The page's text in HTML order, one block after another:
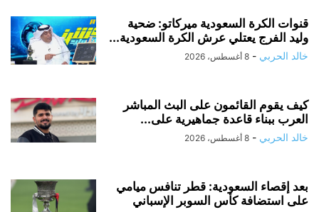
قنوات الكرة السعودية ميركاتو: ضحية
وليد الفرج يعتلي عرش الكرة السعودية...
خالد الحربي - 8 أغسطس، 2026
كيف يقوم القائمون على البث المباشر
العرب ببناء قاعدة جماهيرية على...
خالد الحربي - 8 أغسطس، 2026
بعد إقصاء السعودية: قطر تنافس ميامي
على استضافة كأس السوبر الإسباني